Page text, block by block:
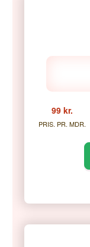
99 kr.
PRIS. PR. MDR.